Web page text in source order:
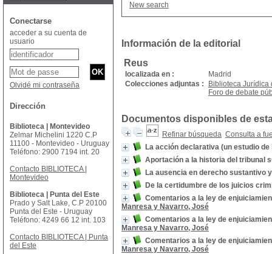
New search
Información de la editorial
Reus
localizada en :
Madrid
Colecciones adjuntas :
Biblioteca Jurídica
Foro de debate
Documentos disponibles de
Refinar búsqueda Consulta a
La acción declarativa (un estudio
Aportación a la historia del tribunal
La ausencia en derecho sustantivo
De la certidumbre de los juicios
Comentarios a la ley de
Manresa y Navarro, José
Comentarios a la ley de
Manresa y Navarro, José
Comentarios a la ley de
Manresa y Navarro, José
Conectarse
acceder a su cuenta de
usuario
Olvidé mi contraseña
Dirección
Biblioteca | Montevideo
Zelmar Michelini 1220 C.P
11100 - Montevideo - Uruguay
Teléfono: 2900 7194 int. 20
Contacto BIBLIOTECA |
Montevideo
Biblioteca | Punta del Este
Prado y Salt Lake, C.P 20100
Punta del Este - Uruguay
Teléfono: 4249 66 12 int. 103
Contacto BIBLIOTECA | Punta
del Este